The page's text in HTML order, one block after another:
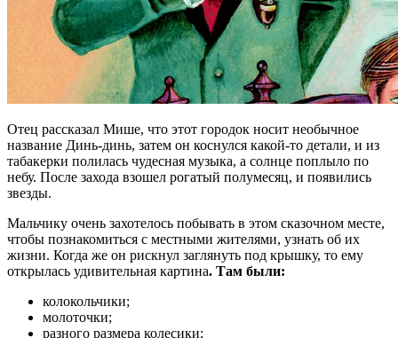
Отец рассказал Мише, что этот городок носит необычное
название Динь-динь, затем он коснулся какой-то детали, и из
табакерки полилась чудесная музыка, а солнце поплыло по
небу. После захода взошел рогатый полумесяц, и появились
звезды.
Мальчику очень захотелось побывать в этом сказочном месте,
чтобы познакомиться с местными жителями, узнать об их
жизни. Когда же он рискнул заглянуть под крышку, то ему
открылась удивительная картина. Там были:
колокольчики;
молоточки;
разного размера колесики;